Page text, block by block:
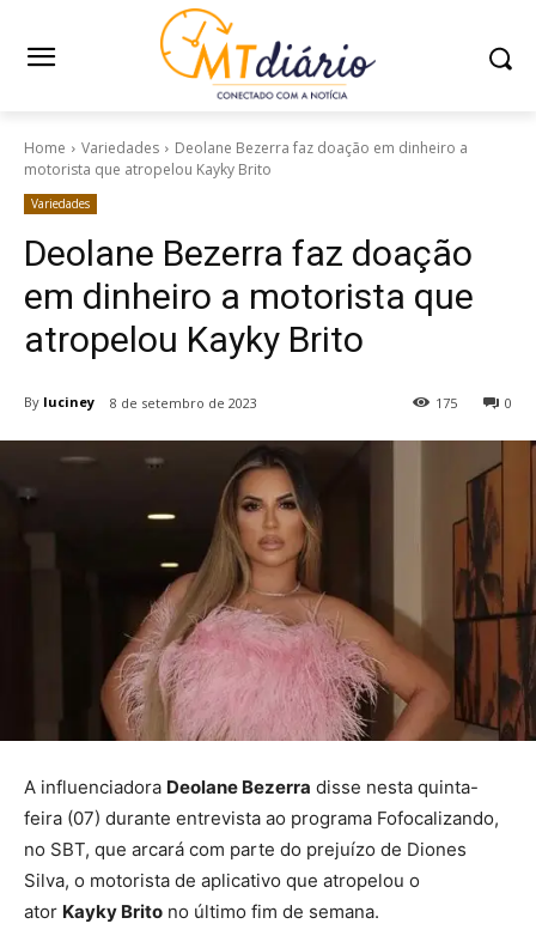
Home Variedades
Deolane Bezerra faz doação em dinheiro a
motorista que atropelou Kayky Brito
Variedades
Deolane Bezerra faz doação
em dinheiro a motorista que
atropelou Kayky Brito
By luciney 8 de setembro de 2023 0
175
A influenciadora Deolane Bezerra disse nesta quinta-
feira (07) durante entrevista ao programa Fofocalizando,
no SBT, que arcará com parte do prejuízo de Diones
Silva, o motorista de aplicativo que atropelou o
ator Kayky Brito no último fim de semana.